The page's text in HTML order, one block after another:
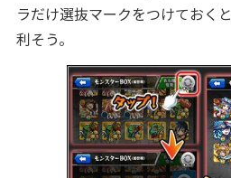
ラだけ選抜マークをつけておく
利そう。